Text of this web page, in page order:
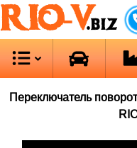
RIO-V.biz
Переключатель